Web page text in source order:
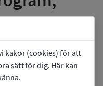
kakor (cookies) för att
sätt för dig. Här kan